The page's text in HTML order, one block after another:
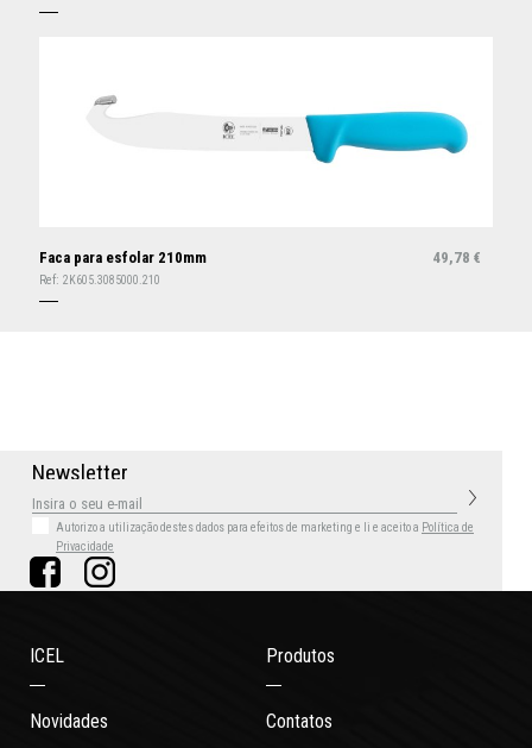
Faca para esfolar 210mm 49,78 €
Ref: 2K605.3085000.210
Newsletter
Autorizo a utilização destes dados para efeitos de marketing e li e aceito a Política de
Privacidade
ICEL Produtos
Novidades Contatos